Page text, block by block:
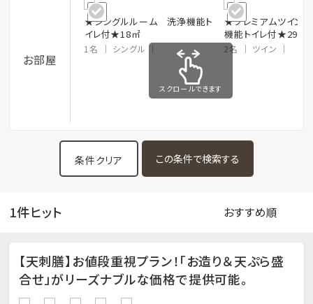
お部屋
★シングルルーム 洗浄機能ト
イレ付★18㎡
1名 シングル
★プレミアムツイン【
機能トイレ付★29㎡
2名 ツイン
スクロールできます
条件クリア
1件ヒット
【天刺膳】お値段重視プラン！「お造り＆天ぷら盛
合せ」がリーズナブルな価格で提供可能。